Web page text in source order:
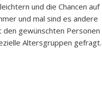
und die Chancen auf
und mal sind es andere
gewünschten Personen
Altersgruppen gefragt.